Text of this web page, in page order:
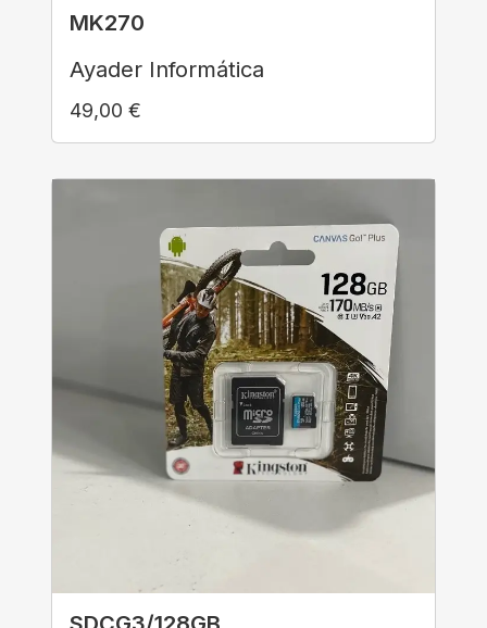
MK270
Ayader Informática
49,00€